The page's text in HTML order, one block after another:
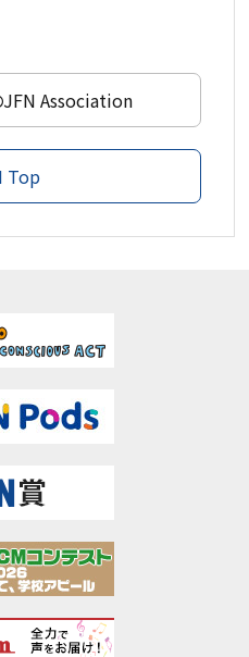
Association
Top